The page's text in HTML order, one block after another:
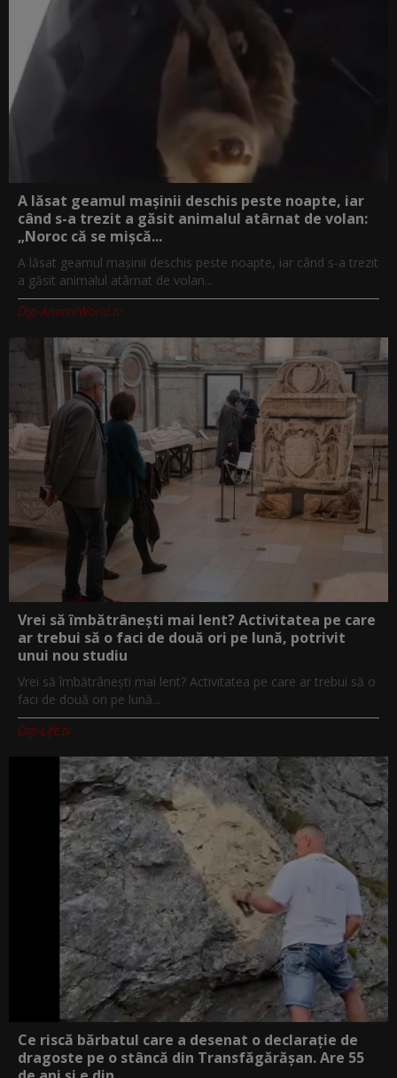
A lăsat geamul mașinii deschis peste noapte, iar
când s-a trezit a găsit animalul atârnat de volan:
„Noroc că se mișcă...
A lăsat geamul mașinii deschis peste noapte, iar când s-a trezit
a găsit animalul atârnat de volan...
Digi-AnimalWorld.tv
Vrei să îmbătrânești mai lent? Activitatea pe care
ar trebui să o faci de două ori pe lună, potrivit
unui nou studiu
Vrei să îmbătrânești mai lent? Activitatea pe care ar trebui să o
faci de două ori pe lună...
Digi-Life.tv
Ce riscă bărbatul care a desenat o declarație de
dragoste pe o stâncă din Transfăgărășan. Are 55